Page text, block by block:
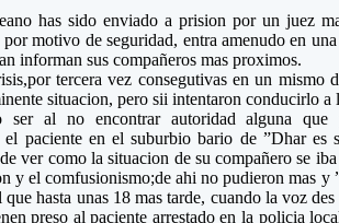
has sido enviado a prision por un juez
motivo de seguridad, entra amenudo en
informan sus compañeros mas proximos.
tercera vez consegutivas en un mismo
situacion, pero sii intentaron conducirlo a
ser al no encontrar autoridad alguna
el paciente en el suburbio bario de ”Dhar es
ver como la situacion de su compañero se
y el comfusionismo;de ahi no pudieron mas y
que hasta unas 18 mas tarde, cuando la voz
preso al paciente arrestado en la policia